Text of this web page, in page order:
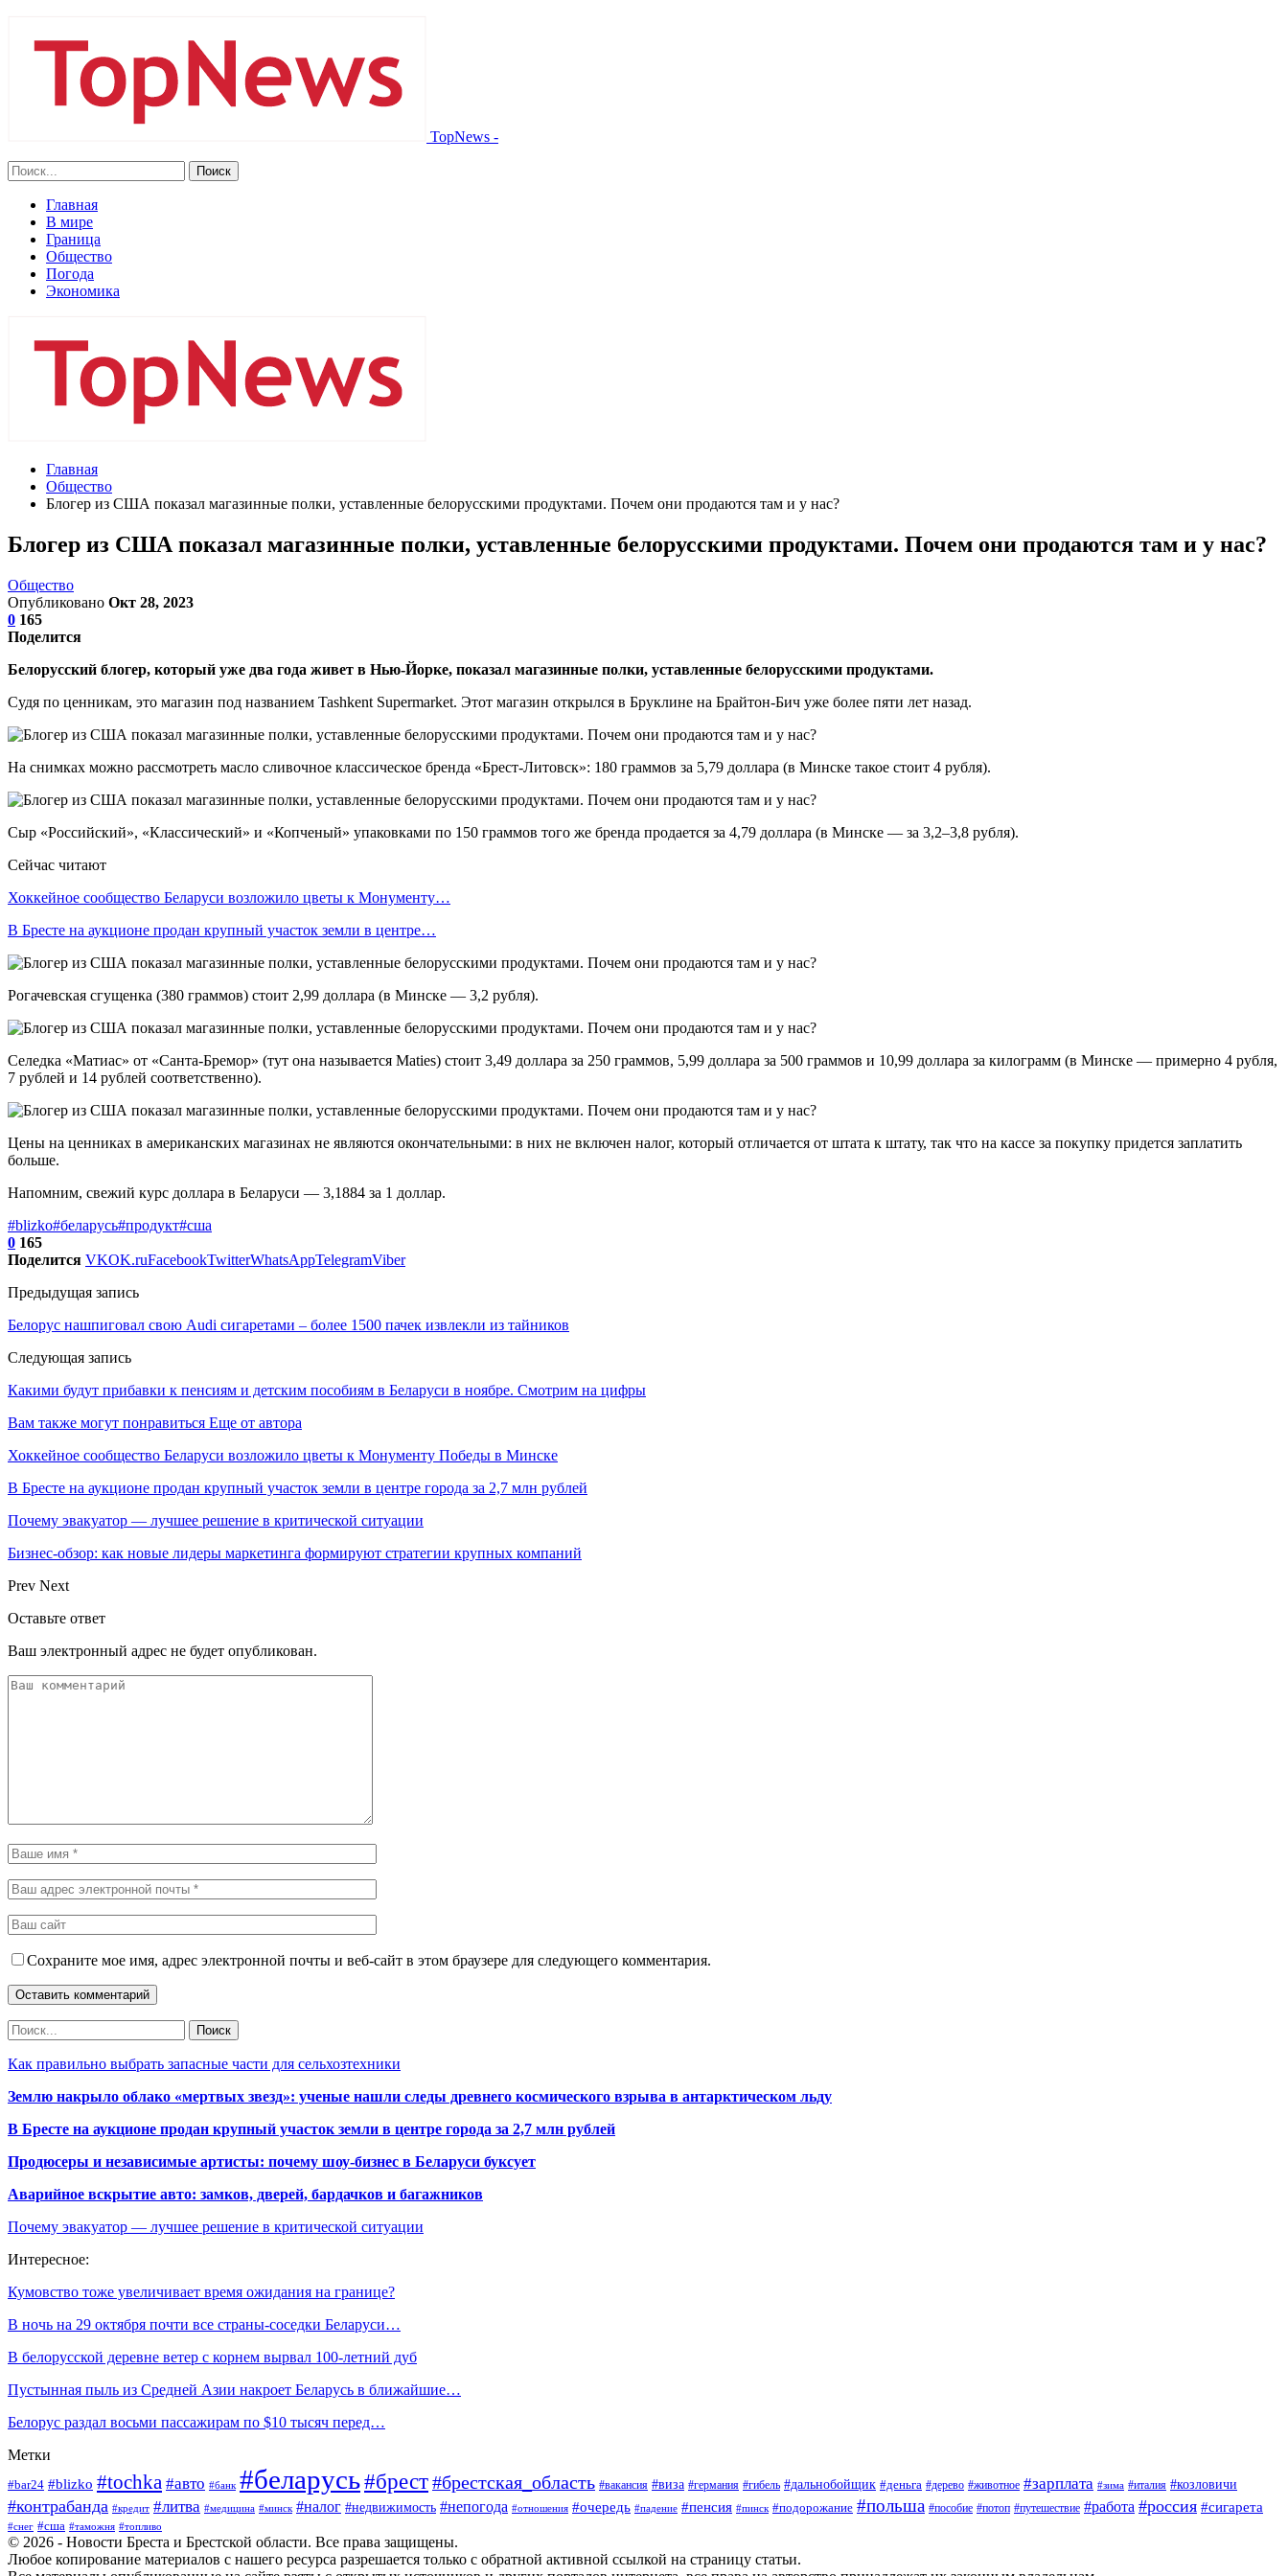
TopNews -
Главная
В мире
Граница
Общество
Погода
Экономика
Главная
Общество
Блогер из США показал магазинные полки, уставленные белорусскими продуктами. Почем они продаются там и у нас?
Блогер из США показал магазинные полки, уставленные белорусскими продуктами. Почем они продаются там и у нас?
Общество
Опубликовано Окт 28, 2023
0 165
Поделится
Белорусский блогер, который уже два года живет в Нью-Йорке, показал магазинные полки, уставленные белорусскими продуктами.
Судя по ценникам, это магазин под названием Tashkent Supermarket. Этот магазин открылся в Бруклине на Брайтон-Бич уже более пяти лет назад.
На снимках можно рассмотреть масло сливочное классическое бренда «Брест-Литовск»: 180 граммов за 5,79 доллара (в Минске такое стоит 4 рубля).
Сыр «Российский», «Классический» и «Копченый» упаковками по 150 граммов того же бренда продается за 4,79 доллара (в Минске — за 3,2–3,8 рубля).
Сейчас читают
Хоккейное сообщество Беларуси возложило цветы к Монументу…
В Бресте на аукционе продан крупный участок земли в центре…
Рогачевская сгущенка (380 граммов) стоит 2,99 доллара (в Минске — 3,2 рубля).
Селедка «Матиас» от «Санта-Бремор» (тут она называется Maties) стоит 3,49 доллара за 250 граммов, 5,99 доллара за 500 граммов и 10,99 доллара за килограмм (в Минске — примерно 4 рубля,
7 рублей и 14 рублей соответственно).
Цены на ценниках в американских магазинах не являются окончательными: в них не включен налог, который отличается от штата к штату, так что на кассе за покупку придется заплатить
больше.
Напомним, свежий курс доллара в Беларуси — 3,1884 за 1 доллар.
#blizko#беларусь#продукт#сша
0 165
Поделится VKOK.ruFacebookTwitterWhatsAppTelegramViber
Предыдущая запись
Белорус нашпиговал свою Audi сигаретами – более 1500 пачек извлекли из тайников
Следующая запись
Какими будут прибавки к пенсиям и детским пособиям в Беларуси в ноябре. Смотрим на цифры
Вам также могут понравиться Еще от автора
Хоккейное сообщество Беларуси возложило цветы к Монументу Победы в Минске
В Бресте на аукционе продан крупный участок земли в центре города за 2,7 млн рублей
Почему эвакуатор — лучшее решение в критической ситуации
Бизнес-обзор: как новые лидеры маркетинга формируют стратегии крупных компаний
Prev Next
Оставьте ответ
Ваш электронный адрес не будет опубликован.
Сохраните мое имя, адрес электронной почты и веб-сайт в этом браузере для следующего комментария.
Как правильно выбрать запасные части для сельхозтехники
Землю накрыло облако «мертвых звезд»: ученые нашли следы древнего космического взрыва в антарктическом льду
В Бресте на аукционе продан крупный участок земли в центре города за 2,7 млн рублей
Продюсеры и независимые артисты: почему шоу-бизнес в Беларуси буксует
Аварийное вскрытие авто: замков, дверей, бардачков и багажников
Почему эвакуатор — лучшее решение в критической ситуации
Интересное:
Кумовство тоже увеличивает время ожидания на границе?
В ночь на 29 октября почти все страны-соседки Беларуси…
В белорусской деревне ветер с корнем вырвал 100-летний дуб
Пустынная пыль из Средней Азии накроет Беларусь в ближайшие…
Белорус раздал восьми пассажирам по $10 тысяч перед…
Метки
#bar24 #blizko #tochka #авто #банк #беларусь#брест#брестская_область #вакансия #виза #германия #гибель #дальнобойщик #деньга #дерево #животное #зарплата #зима #италия #козловичи
#контрабанда #кредит #литва #медицина #минск #налог #недвижимость #непогода #отношения #очередь #падение #пенсия #пинск #подорожание #польша #пособие #потоп #путешествие #работа #россия #сигарета
#снег #сша #таможня #топливо
© 2026 - Новости Бреста и Брестской области. Все права защищены.
Любое копирование материалов с нашего ресурса разрешается только с обратной активной ссылкой на страницу статьи.